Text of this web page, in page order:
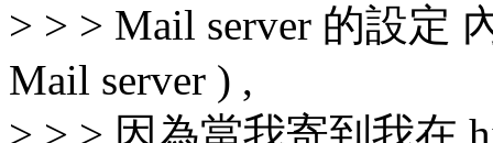
> > > Mail server 的設定
Mail server ) ,